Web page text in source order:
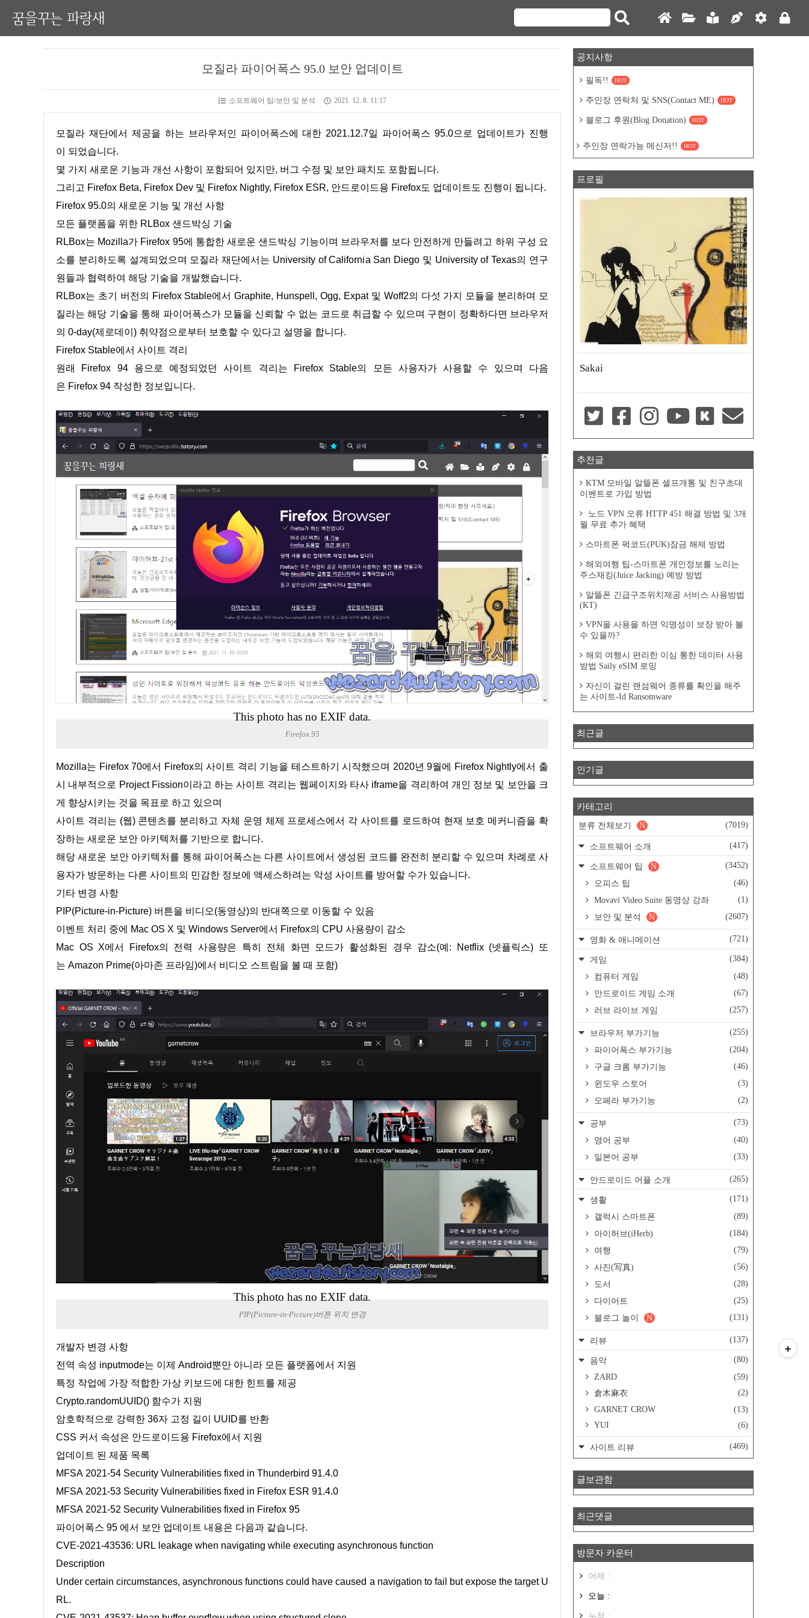
꿈을꾸는 파랑새
모질라 파이어폭스 95.0 보안 업데이트
소프트웨어 팁/보안 및 분석 2021. 12. 8. 11:17
모질라 재단에서 제공을 하는 브라우저인 파이어폭스에 대한 2021.12.7일 파이어폭스 95.0으로 업데이트가 진행
이 되었습니다.
몇 가지 새로운 기능과 개선 사항이 포함되어 있지만, 버그 수정 및 보안 패치도 포함됩니다.
그리고 Firefox Beta, Firefox Dev 및 Firefox Nightly, Firefox ESR, 안드로이드용 Firefox도 업데이트도 진행이 됩니다.
Firefox 95.0의 새로운 기능 및 개선 사항
모든 플랫폼을 위한 RLBox 샌드박싱 기술
RLBox는 Mozilla가 Firefox 95에 통합한 새로운 샌드박싱 기능이며 브라우저를 보다 안전하게 만들려고 하위 구성 요
소를 분리하도록 설계되었으며 모질라 재단에서는 University of California San Diego 및 University of Texas의 연구
원들과 협력하여 해당 기술을 개발했습니다.
RLBox는 초기 버전의 Firefox Stable에서 Graphite, Hunspell, Ogg, Expat 및 Woff2의 다섯 가지 모듈을 분리하며 모
질라는 해당 기술을 통해 파이어폭스가 모듈을 신뢰할 수 없는 코드로 취급할 수 있으며 구현이 정확하다면 브라우저
의 0-day(제로데이) 취약점으로부터 보호할 수 있다고 설명을 합니다.
Firefox Stable에서 사이트 격리
원래 Firefox 94 용으로 예정되었던 사이트 격리는 Firefox Stable의 모든 사용자가 사용할 수 있으며 다음
은 Firefox 94 작성한 정보입니다.
This photo has no EXIF data.
Firefox 95
Mozilla는 Firefox 70에서 Firefox의 사이트 격리 기능을 테스트하기 시작했으며 2020년 9월에 Firefox Nightly에서 출
시 내부적으로 Project Fission이라고 하는 사이트 격리는 웹페이지와 타사 iframe을 격리하여 개인 정보 및 보안을 크
게 향상시키는 것을 목표로 하고 있으며
사이트 격리는 (웹) 콘텐츠를 분리하고 자체 운영 체제 프로세스에서 각 사이트를 로드하여 현재 보호 메커니즘을 확
장하는 새로운 보안 아키텍처를 기반으로 합니다.
해당 새로운 보안 아키텍처를 통해 파이어폭스는 다른 사이트에서 생성된 코드를 완전히 분리할 수 있으며 차례로 사
용자가 방문하는 다른 사이트의 민감한 정보에 액세스하려는 악성 사이트를 방어할 수가 있습니다.
기타 변경 사항
PIP(Picture-in-Picture) 버튼을 비디오(동영상)의 반대쪽으로 이동할 수 있음
이벤트 처리 중에 Mac OS X 및 Windows Server에서 Firefox의 CPU 사용량이 감소
Mac OS X에서 Firefox의 전력 사용량은 특히 전체 화면 모드가 활성화된 경우 감소(예: Netflix (넷플릭스) 또
는 Amazon Prime(아마존 프라임)에서 비디오 스트림을 볼 때 포함)
This photo has no EXIF data.
PIP(Picture-in-Picture)버튼 위치 변경
개발자 변경 사항
전역 속성 inputmode는 이제 Android뿐만 아니라 모든 플랫폼에서 지원
특정 작업에 가장 적합한 가상 키보드에 대한 힌트를 제공
Crypto.randomUUID() 함수가 지원
암호학적으로 강력한 36자 고정 길이 UUID를 반환
CSS 커서 속성은 안드로이드용 Firefox에서 지원
업데이트 된 제품 목록
MFSA 2021-54 Security Vulnerabilities fixed in Thunderbird 91.4.0
MFSA 2021-53 Security Vulnerabilities fixed in Firefox ESR 91.4.0
MFSA 2021-52 Security Vulnerabilities fixed in Firefox 95
파이어폭스 95 에서 보안 업데이트 내용은 다음과 같습니다.
CVE-2021-43536: URL leakage when navigating while executing asynchronous function
Description
Under certain circumstances, asynchronous functions could have caused a navigation to fail but expose the target U
RL.
공지사항
필독!! HOT
주인장 연락처 및 SNS(Contact ME) HOT
블로그 후원(Blog Donation) HOT
주인장 연락가능 메신저!! HOT
프로필
Sakai
추천글
KTM 모바일 알뜰폰 셀프개통 및 친구초대
이벤트로 가입 방법
노드 VPN 오류 HTTP 451 해결 방법 및 3개
월 무료 추가 혜택
스마트폰 퍽코드(PUK)잠금 해제 방법
해외여행 팁-스마트폰 개인정보를 노리는
주스재킹(Juice Jacking) 예방 방법
알뜰폰 긴급구조위치제공 서비스 사용방법
(KT)
VPN을 사용을 하면 익명성이 보장 받아 볼
수 있을까?
해외 여행시 편리한 이심 통한 데이터 사용
방법 Saily eSIM 로밍
자신이 걸린 랜섬웨어 종류를 확인을 해주
는 사이트-Id Ransomware
최근글
인기글
카테고리
분류 전체보기 (7019)
N
소프트웨어 소개 (417)
소프트웨어 팁 (3452)
N
오피스 팁
(46)
Movavi Video Suite 동영상 강좌
(1)
보안 및 분석
(2607)
N
영화 & 애니메이션 (721)
게임
(384)
컴퓨터 게임
(48)
안드로이드 게임 소개
(67)
러브 라이브 게임
(257)
브라우저 부가기능
(255)
파이어폭스 부가기능
(204)
구글 크롬 부가기능
(46)
윈도우 스토어
(3)
오페라 부가기능
(2)
공부
(73)
영어 공부
(40)
일본어 공부
(33)
안드로이드 어플 소개 (265)
생활
(171)
갤럭시 스마트폰
(89)
아이허브(iHerb)
(184)
여행
(79)
사진(写真)
(56)
도서
(28)
다이어트
(25)
블로그 놀이
(131)
N
리뷰 (137)
음악
(80)
ZARD
(59)
倉木麻衣
(2)
GARNET CROW
(13)
YUI
(6)
사이트 리뷰 (469)
글보관함
최근댓글
방문자 카운터
어제 :
오늘 :
누적 :